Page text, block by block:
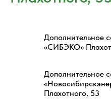
Дополнительное
«СИБЭКО»
Дополнительное
Плахотного, 53